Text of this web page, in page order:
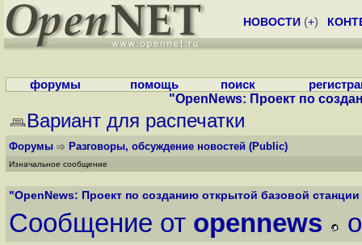
НОВОСТИ (+)
форумы помощь поиск
"OpenNews: Проект по
Вариант для распечатки
Форумы Разговоры, обсуждение новостей (Public)
Изначальное сообщение
"OpenNews: Проект по созданию открытой базовой станции
Сообщение от opennews